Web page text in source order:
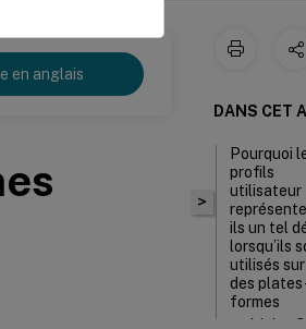
en anglais
>
DANS CET
Pourquoi
profils
utilisateur
ils un tel
lorsqu’ils
utilisés sur
des
formes
multiples ?